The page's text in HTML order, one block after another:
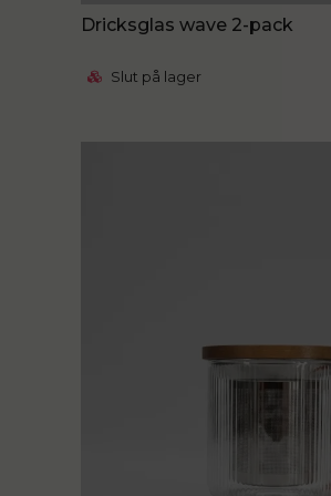
Dricksglas wave 2-pack
Slut på lager